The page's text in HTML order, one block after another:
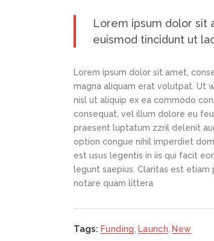
Lorem ipsum dolor sit
euismod tincidunt ut
Lorem ipsum dolor sit amet,
magna aliquam erat volutpat. Ut
nisl ut aliquip ex ea commodo
consequat, vel illum dolore eu
praesent luptatum zzril delenit
option congue nihil imperdiet
est usus legentis in iis qui facit
legunt saepius. Claritas est
notare quam littera
Tags: Funding Launch New